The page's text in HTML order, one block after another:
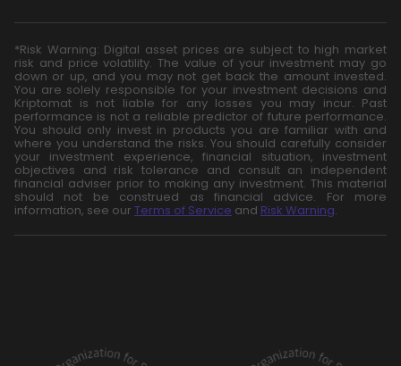
*Risk Warning: Digital asset prices are subject to high market
risk and price volatility. The value of your investment may go
down or up, and you may not get back the amount invested.
You are solely responsible for your investment decisions and
Kriptomat is not liable for any losses you may incur. Past
performance is not a reliable predictor of future performance.
You should only invest in products you are familiar with and
where you understand the risks. You should carefully consider
your investment experience, financial situation, investment
objectives and risk tolerance and consult an independent
financial adviser prior to making any investment. This material
should not be construed as financial advice. For more
information, see our Terms of Service and Risk Warning.